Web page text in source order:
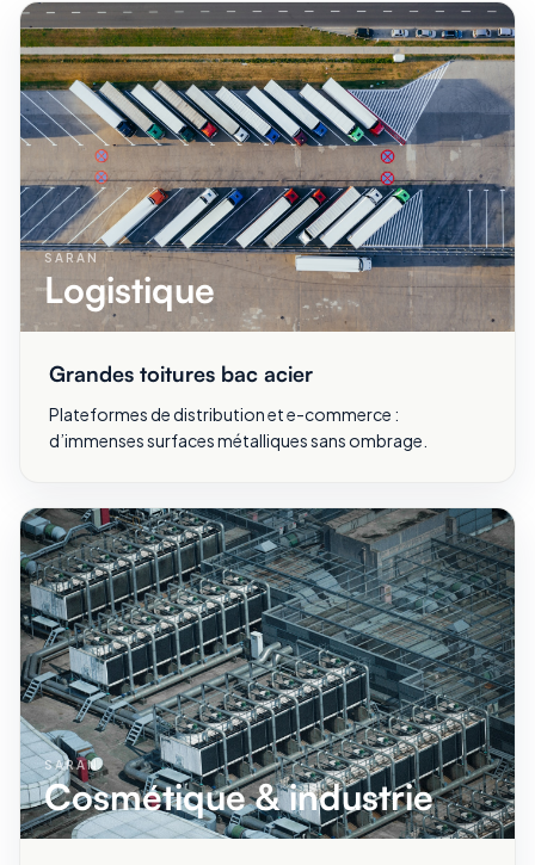
SARAN
Logistique
Grandes toitures bac acier
Plateformes de distribution et e-commerce :
d’immenses surfaces métalliques sans ombrage.
SARAN
Cosmétique & industrie